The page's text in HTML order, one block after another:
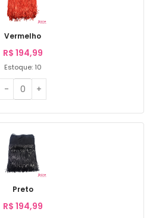
Vermelho
R$ 194,99
Estoque: 10
Preto
R$ 194,99